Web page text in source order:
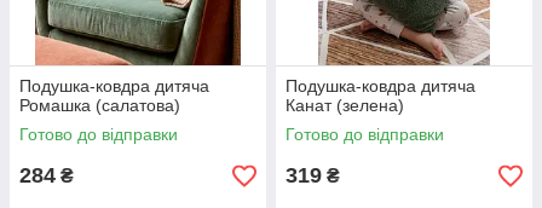
Подушка-ковдра дитяча
Ромашка (салатова)
Готово до відправки
284 ₴
Подушка-ковдра дитяча
Канат (зелена)
Готово до відправки
319 ₴